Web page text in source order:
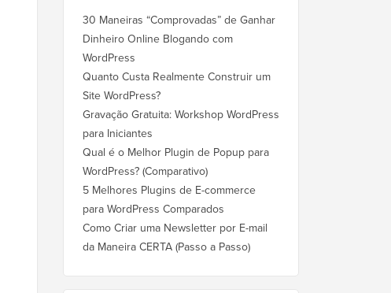
30 Maneiras “Comprovadas” de Ganhar
Dinheiro Online Blogando com
WordPress
Quanto Custa Realmente Construir um
Site WordPress?
Gravação Gratuita: Workshop WordPress
para Iniciantes
Qual é o Melhor Plugin de Popup para
WordPress? (Comparativo)
5 Melhores Plugins de E-commerce
para WordPress Comparados
Como Criar uma Newsletter por E-mail
da Maneira CERTA (Passo a Passo)